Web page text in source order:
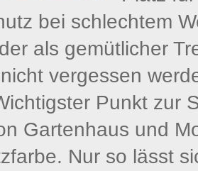
bei schlechtem
als gemütlicher
vergessen
Punkt zur
Gartenhaus und
Nur so lässt